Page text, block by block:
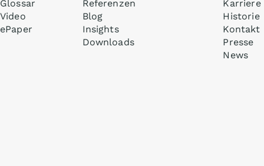
Glossar
Video
ePaper
Referenzen
Blog
Insights
Downloads
Karriere
Historie
Kontakt
Presse
News